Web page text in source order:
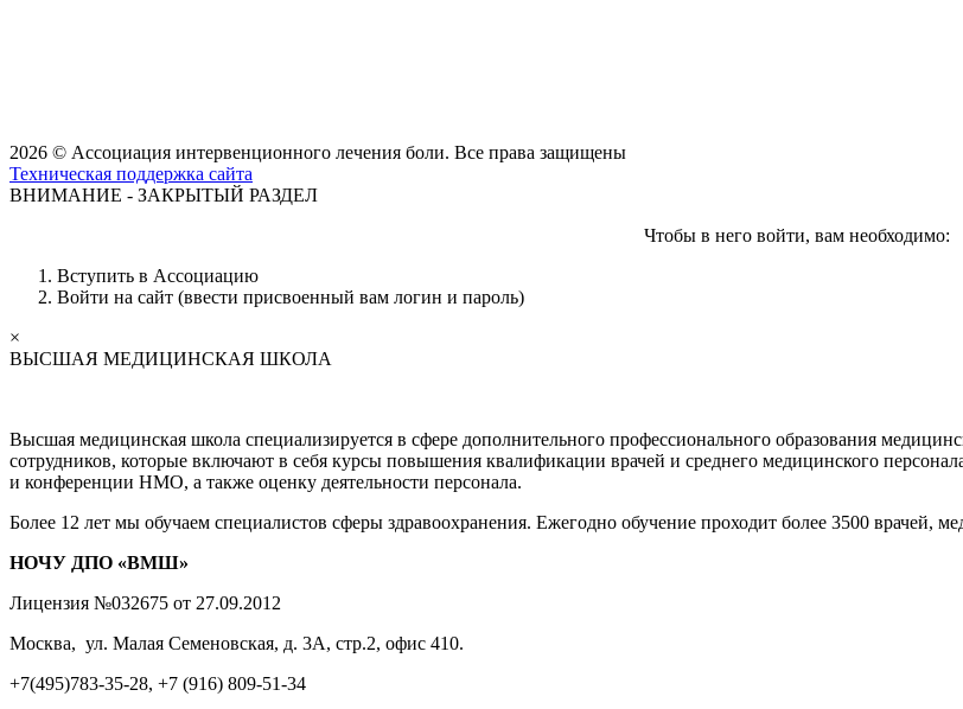
2026 © Ассоциация интервенционного лечения боли. Все права защищены
Техническая поддержка сайта
ВНИМАНИЕ - ЗАКРЫТЫЙ РАЗДЕЛ
Чтобы в него войти, вам необходимо:
Вступить в Ассоциацию
Войти на сайт (ввести присвоенный вам логин и пароль)
×
ВЫСШАЯ МЕДИЦИНСКАЯ ШКОЛА
Высшая медицинская школа специализируется в сфере дополнительного профессионального образования
сотрудников, которые включают в себя курсы повышения квалификации врачей и среднего медицинского
и конференции НМО, а также оценку деятельности персонала.
Более 12 лет мы обучаем специалистов сферы здравоохранения. Ежегодно обучение проходит более 3500 врачей,
НОЧУ ДПО «ВМШ»
Лицензия №032675 от 27.09.2012
Москва, ул. Малая Семеновская, д. 3А, стр.2, офис 410.
+7(495)783-35-28, +7 (916) 809-51-34